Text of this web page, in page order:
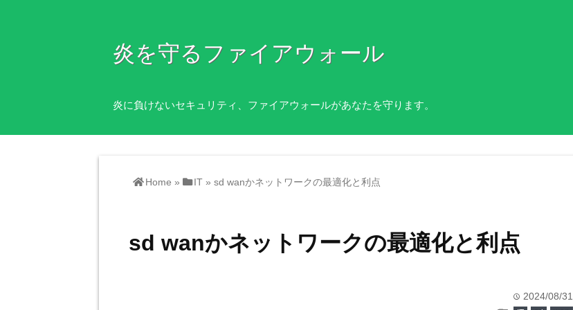
炎を守るファイアウォール
炎に負けないセキュリティ、ファイアウォールがあなたを守ります。
Home » IT » sd wanかネットワークの最適化と利点
sd wanかネットワークの最適化と利点
time 2024/08/31